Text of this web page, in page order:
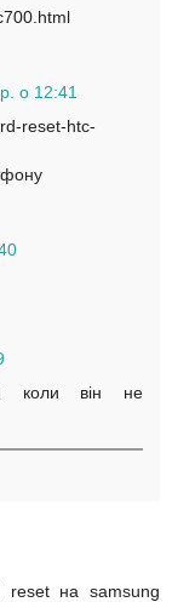
о 12:41
reset-htc-
коли він не
reset на samsung